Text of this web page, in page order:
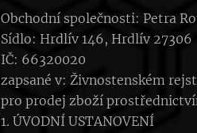
Obchodní společnosti: Petra
Sídlo: Hrdlív 146, Hrdlív 27306
IČ: 66320020
zapsané v: Živnostenském
pro prodej zboží
1. ÚVODNÍ USTANOVENÍ